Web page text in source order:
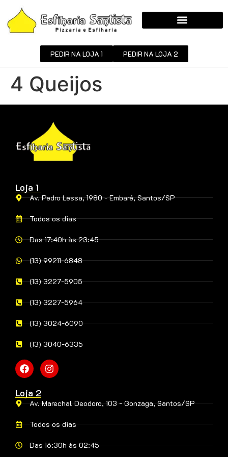
PEDIR NA LOJA 1 PEDIR NA LOJA 2
4 Queijos
Loja 1
Av. Pedro Lessa, 1980 - Embaré, Santos/SP
Todos os dias
Das 17:40h às 23:45
(13) 99211-6848
(13) 3227-5905
(13) 3227-5964
(13) 3024-6090
(13) 3040-6335
Loja 2
Av. Marechal Deodoro, 103 - Gonzaga, Santos/SP
Todos os dias
Das 16:30h às 02:45